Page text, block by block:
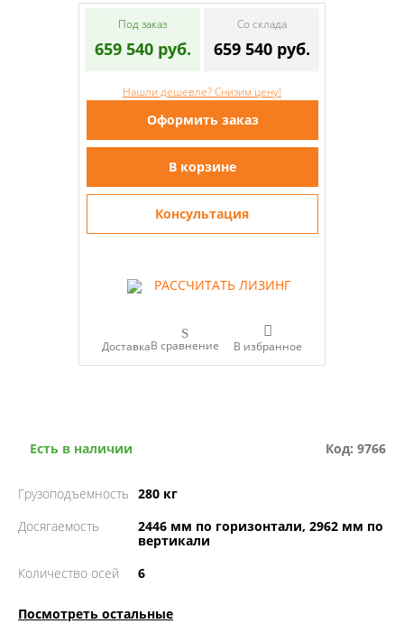
Есть в наличии Код: 9766
Грузоподъемность 280 кг
Досягаемость
2446 мм по горизонтали, 2962 мм по
вертикали
Количество осей
6
Посмотреть остальные
Под заказ
659 540 руб.
Со склада
659 540 руб.
Нашли дешевле? Снизим цену!
Оформить заказ
В корзине
Консультация
РАССЧИТАТЬ ЛИЗИНГ
ДоставкаВ сравнение